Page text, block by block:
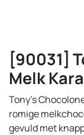
[90031]
Melk
Tony’s
romige
gevuld met